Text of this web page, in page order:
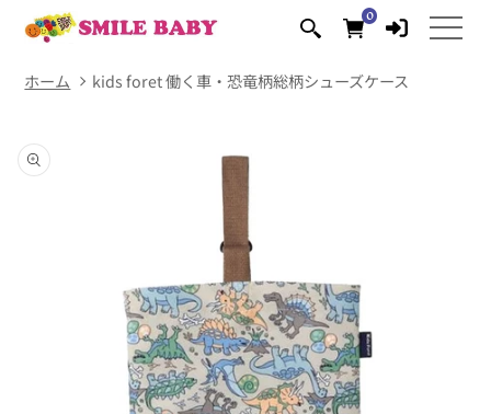
ンツに
進む
00
個
ム
ホーム kids foret 働く車・恐竜柄総柄シューズケース
報にス
キップ